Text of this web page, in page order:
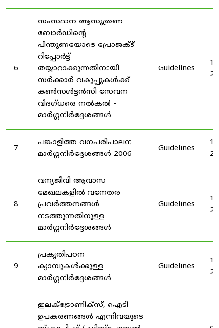
6
സംസ്ഥാന ആസൂത്രണ
ബോർഡിൻ്റെ
പിന്തുണയോടെ പ്രോജക്ട്
റിപ്പോർട്ട്
തയ്യാറാക്കുന്നതിനായി
സർക്കാർ വകുപ്പുകൾക്ക്
കൺസൾട്ടൻസി സേവന
വിദഗ്ധരെ നൽകൽ -
മാർഗ്ഗനിർദ്ദേശങ്ങൾ
Guidelines
7
പങ്കാളിത്ത വനപരിപാലന
മാർഗ്ഗനിർദ്ദേശങ്ങൾ 2006
Guidelines
8
വന്യജീവി ആവാസ
മേഖലകളിൽ വനേതര
പ്രവർത്തനങ്ങൾ
നടത്തുന്നതിനുള്ള
മാർഗ്ഗനിർദ്ദേശങ്ങൾ
Guidelines
9
പ്രകൃതിപഠന
ക്യാമ്പുകൾക്കുള്ള
മാർഗ്ഗനിർദ്ദേശങ്ങൾ
Guidelines
ഇലക്‌ട്രോണിക്‌സ്, ഐടി
ഉപകരണങ്ങൾ എന്നിവയുടെ